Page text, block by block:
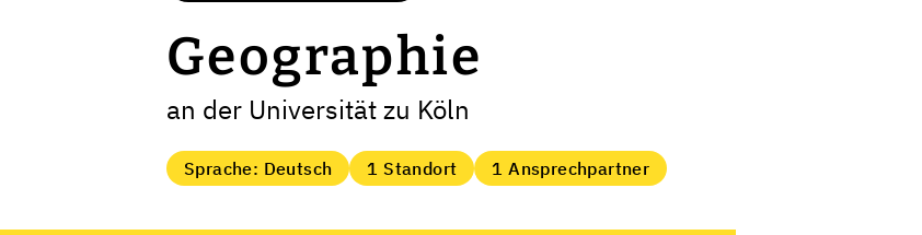
Geographie
an der Universität zu Köln
Sprache: Deutsch 1 Standort 1 Ansprechpartner